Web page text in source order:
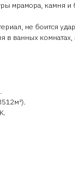
мрамора, камня и
не боится
в ванных